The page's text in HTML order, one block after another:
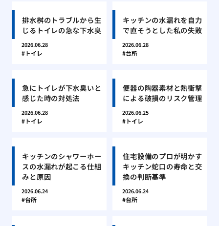
排水桝のトラブルから生
じるトイレの急な下水臭
2026.06.28
トイレ
キッチンの水漏れを自力
で直そうとした私の失敗
2026.06.28
台所
急にトイレが下水臭いと
感じた時の対処法
2026.06.28
トイレ
便器の陶器素材と熱衝撃
による破損のリスク管理
2026.06.25
トイレ
キッチンのシャワーホー
スの水漏れが起こる仕組
みと原因
2026.06.24
台所
住宅設備のプロが明かす
キッチン蛇口の寿命と交
換の判断基準
2026.06.24
台所